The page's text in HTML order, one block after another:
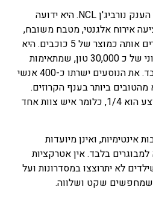
אושיאניה היא חלק מתאגיד הענק נורביג'ן NCL. היא ידועה
אירוח אלגנטי, מטבח משובח,
שירות אישי ומפנק, שמגדירים אותה כמוצר של 5 כוכבים. היא
מפעילה 4 אוניות בגודל בינוני של כ 30,000 טון, שמתאימות
לאירוח של 684 נוסעים בלבד. את הנוסעים ישרתו כ-400 אנשי
של 1/1.5, שהוא מהטובים ביותר בענף הקרוזים.
ברוב החברות האחרות הממוצע הוא 1/4, כלומר איש צוות אחד
אינטימיות, ואינן מיועדות
בלבד. אין אטרקציות
לא יתרוצצו במסדרונות ועל
שמחפשים שקט ושלווה.